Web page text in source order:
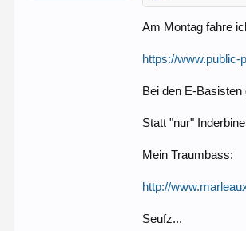
Am Montag fahre
https://www.public-
Bei den E-
Statt "nur"
Mein Traumbass:
http://
Seufz...